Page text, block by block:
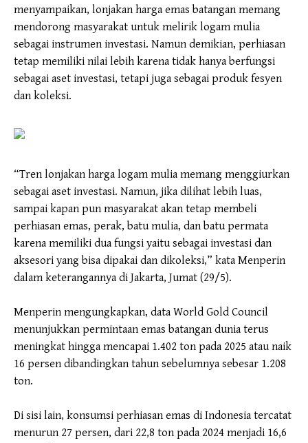
menyampaikan, lonjakan harga emas batangan memang
mendorong masyarakat untuk melirik logam mulia
sebagai instrumen investasi. Namun demikian, perhiasan
tetap memiliki nilai lebih karena tidak hanya berfungsi
sebagai aset investasi, tetapi juga sebagai produk fesyen
dan koleksi.
“Tren lonjakan harga logam mulia memang menggiurkan
sebagai aset investasi. Namun, jika dilihat lebih luas,
sampai kapan pun masyarakat akan tetap membeli
perhiasan emas, perak, batu mulia, dan batu permata
karena memiliki dua fungsi yaitu sebagai investasi dan
aksesori yang bisa dipakai dan dikoleksi,” kata Menperin
dalam keterangannya di Jakarta, Jumat (29/5).
Menperin mengungkapkan, data World Gold Council
menunjukkan permintaan emas batangan dunia terus
meningkat hingga mencapai 1.402 ton pada 2025 atau naik
16 persen dibandingkan tahun sebelumnya sebesar 1.208
ton.
Di sisi lain, konsumsi perhiasan emas di Indonesia tercatat
menurun 27 persen, dari 22,8 ton pada 2024 menjadi 16,6